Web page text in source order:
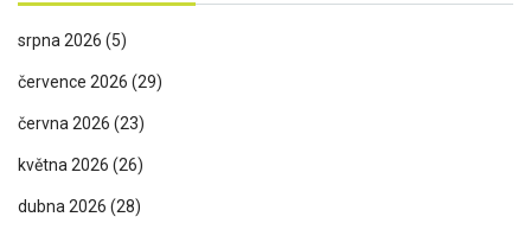
srpna 2026 (5)
července 2026 (29)
června 2026 (23)
května 2026 (26)
dubna 2026 (28)